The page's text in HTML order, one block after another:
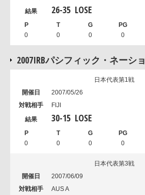
26-35 LOSE
0 0 0 0
2007IRBパシフィック・ネーシ
日本代表第1戦
2007/05/26
FIJI
30-15 LOSE
0 0 0 0
日本代表第3戦
2007/06/09
AUS A